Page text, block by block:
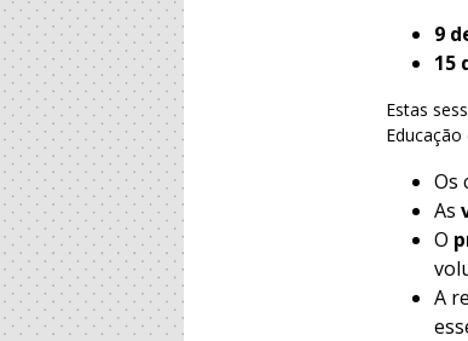
9
15
Estas
Os
As
O
A